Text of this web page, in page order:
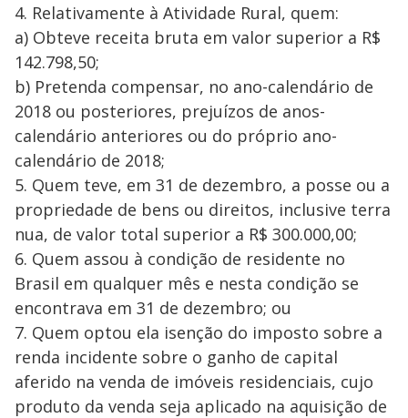
4. Relativamente à Atividade Rural, quem:
a) Obteve receita bruta em valor superior a R$
142.798,50;
b) Pretenda compensar, no ano-calendário de
2018 ou posteriores, prejuízos de anos-
calendário anteriores ou do próprio ano-
calendário de 2018;
5. Quem teve, em 31 de dezembro, a posse ou a
propriedade de bens ou direitos, inclusive terra
nua, de valor total superior a R$ 300.000,00;
6. Quem assou à condição de residente no
Brasil em qualquer mês e nesta condição se
encontrava em 31 de dezembro; ou
7. Quem optou ela isenção do imposto sobre a
renda incidente sobre o ganho de capital
aferido na venda de imóveis residenciais, cujo
produto da venda seja aplicado na aquisição de